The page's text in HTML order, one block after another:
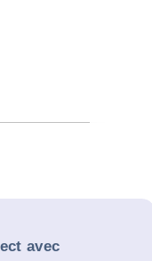
avec